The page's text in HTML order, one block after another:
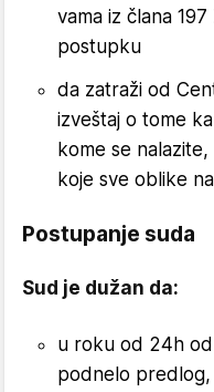
vama iz člana
postupku
da zatraži od
izveštaj o tome
kome se
koje sve oblike
Postupanje suda
Sud je dužan da:
u roku od 24h
podnelo